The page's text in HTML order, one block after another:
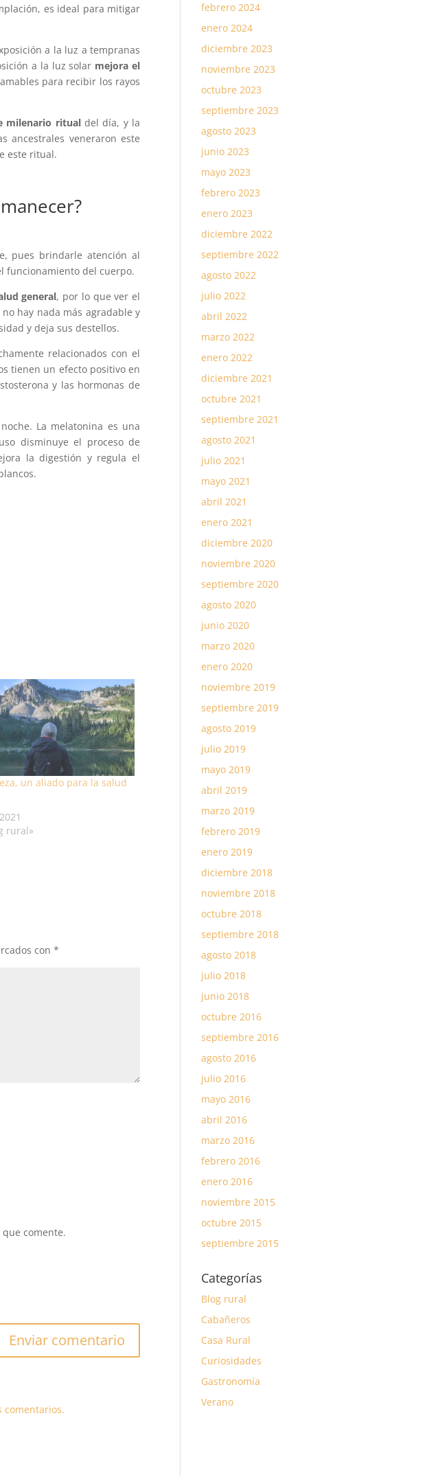
es ideal para mitigar
a la luz a tempranas
a la luz solar mejora el
para recibir los rayos
milenario ritualdel día, y la
ancestrales veneraron este
este ritual.
pues brindarle atención al
funcionamiento del cuerpo.
general, por lo que ver el
hay nada más agradable y
y deja sus destellos.
relacionados con el
tienen un efecto positivo en
y las hormonas de
La melatonina es una
disminuye el proceso de
la digestión y regula el
un aliado para la salud
rural»
con*
comente.
comentarios.
febrero 2024
enero 2024
diciembre 2023
noviembre 2023
octubre 2023
septiembre 2023
agosto 2023
junio 2023
mayo 2023
febrero 2023
enero 2023
diciembre 2022
septiembre 2022
agosto 2022
julio 2022
abril 2022
marzo 2022
enero 2022
diciembre 2021
octubre 2021
septiembre 2021
agosto 2021
julio 2021
mayo 2021
abril 2021
enero 2021
diciembre 2020
noviembre 2020
septiembre 2020
agosto 2020
junio 2020
marzo 2020
enero 2020
noviembre 2019
septiembre 2019
agosto 2019
julio 2019
mayo 2019
abril 2019
marzo 2019
febrero 2019
enero 2019
diciembre 2018
noviembre 2018
octubre 2018
septiembre 2018
agosto 2018
julio 2018
junio 2018
octubre 2016
septiembre 2016
agosto 2016
julio 2016
mayo 2016
abril 2016
marzo 2016
febrero 2016
enero 2016
noviembre 2015
octubre 2015
septiembre 2015
Categorías
Blog rural
Cabañeros
Casa Rural
Curiosidades
Gastronomía
Verano